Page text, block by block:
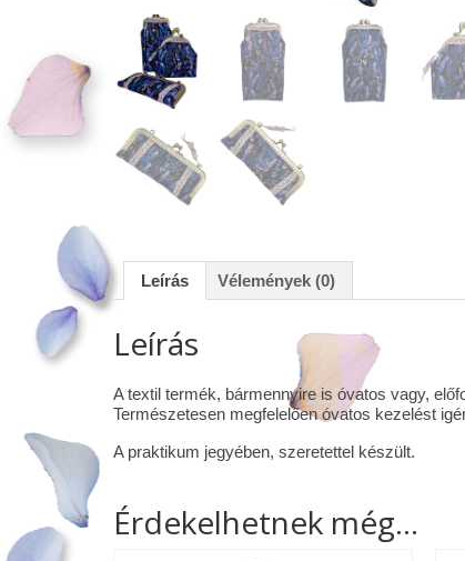
Leírás Vélemények (0)
Leírás
A textil termék, bármennyire is óvatos vagy,
Természetesen megfelelően óvatos kezelést
A praktikum jegyében, szeretettel készült.
Érdekelhetnek még…